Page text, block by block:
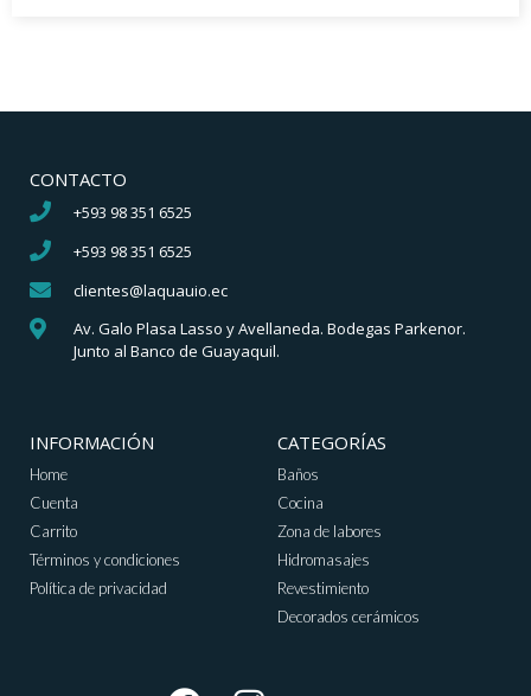
CONTACTO
+593 98 351 6525
+593 98 351 6525
clientes@laquauio.ec
Av. Galo Plasa Lasso y Avellaneda. Bodegas Parkenor.
Junto al Banco de Guayaquil.
INFORMACIÓN
Home
Cuenta
Carrito
Términos y condiciones
Política de privacidad
CATEGORÍAS
Baños
Cocina
Zona de labores
Hidromasajes
Revestimiento
Decorados cerámicos